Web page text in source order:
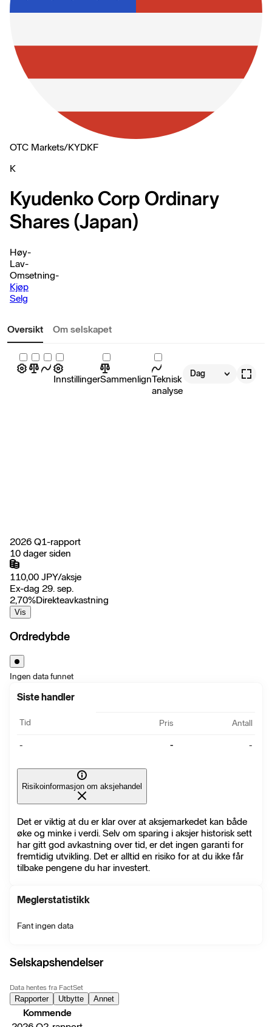
OTC Markets/KYDKF
K
Kyudenko Corp Ordinary
Shares (Japan)
Høy-
Lav-
Omsetning-
Kjøp
Selg
Oversikt Om selskapet
InnstillingerSammenlignTeknisk
analyse
Dag
2026 Q1-rapport
10 dager siden
110,00 JPY/aksje
Ex-dag 29. sep.
2,70%Direkteavkastning
Vis
Ordredybde
Ingen data funnet
Siste handler
Tid Pris Antall
- - -
Risikoinformasjon om aksjehandel
Det er viktig at du er klar over at aksjemarkedet kan både
øke og minke i verdi. Selv om sparing i aksjer historisk sett
har gitt god avkastning over tid, er det ingen garanti for
fremtidig utvikling. Det er alltid en risiko for at du ikke får
tilbake pengene du har investert.
Meglerstatistikk
Fant ingen data
Selskapshendelser
Data hentes fra FactSet
Rapporter Utbytte Annet
Kommende